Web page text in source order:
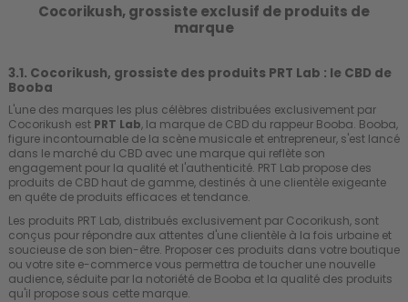
Cocorikush, grossiste exclusif de produits de
marque
3.1. Cocorikush, grossiste des produits PRT Lab : le CBD de
Booba
L'une des marques les plus célèbres distribuées exclusivement par
Cocorikush est PRT Lab, la marque de CBD du rappeur Booba. Booba,
figure incontournable de la scène musicale et entrepreneur, s'est lancé
dans le marché du CBD avec une marque qui reflète son
engagement pour la qualité et l'authenticité. PRT Lab propose des
produits de CBD haut de gamme, destinés à une clientèle exigeante
en quête de produits efficaces et tendance.
Les produits PRT Lab, distribués exclusivement par Cocorikush, sont
conçus pour répondre aux attentes d'une clientèle à la fois urbaine et
soucieuse de son bien-être. Proposer ces produits dans votre boutique
ou votre site e-commerce vous permettra de toucher une nouvelle
audience, séduite par la notoriété de Booba et la qualité des produits
qu'il propose sous cette marque.